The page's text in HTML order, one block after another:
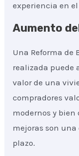
experiencia en
Aumento
Una Reforma de
realizada puede
valor de una
compradores
modernos y bien
mejoras son
plazo.